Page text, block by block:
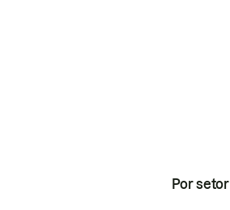
Por setor